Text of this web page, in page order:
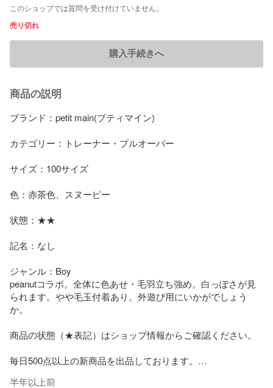
このショップでは質問を受け付けていません。
売り切れ
購入手続きへ
商品の説明
ブランド：petit main(プティマイン)
カテゴリー：トレーナー・プルオーバー
サイズ：100サイズ
色：赤茶色、スヌーピー
状態：★★
記名：なし
ジャンル：Boy
peanutコラボ。全体に色あせ・毛羽立ち強め。白っぽさが見
られます。やや毛玉付着あり。外遊び用にいかがでしょう
か。
商品の状態（★表記）はショップ情報からご確認ください。
毎日500点以上の新商品を出品しております。
半年以上前